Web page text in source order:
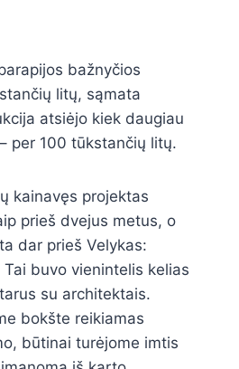
bažnyčios
litų, sąmata
atsiėjo kiek daugiau
per 100 tūkstančių litų.
kainavęs projektas
prieš dvejus metus, o
dar prieš Velykas:
buvo vienintelis kelias
su architektais.
bokšte reikiamas
būtinai turėjome imtis